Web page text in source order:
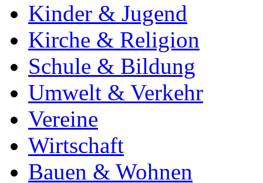
Kinder & Jugend
Kirche & Religion
Schule & Bildung
Umwelt & Verkehr
Vereine
Wirtschaft
Bauen & Wohnen